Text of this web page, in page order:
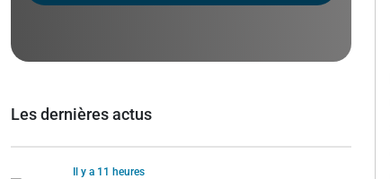
Les dernières actus
Il y a 11 heures